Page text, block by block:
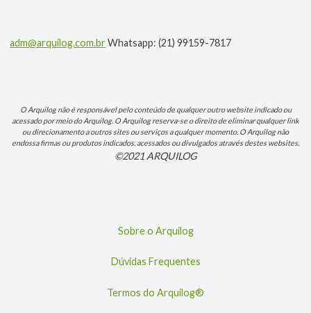
adm@arquilog.com.brWhatsapp: (21) 99159-7817
O Arquilog não é responsável pelo conteúdo de qualquer outro website indicado ou
acessado por meio do Arquilog. O Arquilog reserva-se o direito de eliminar qualquer link
ou direcionamento a outros sites ou serviços a qualquer momento. O Arquilog não
endossa firmas ou produtos indicados, acessados ou divulgados através destes websites.
©2021 ARQUILOG
Sobre o Arquilog
Dúvidas Frequentes
Termos do Arquilog®